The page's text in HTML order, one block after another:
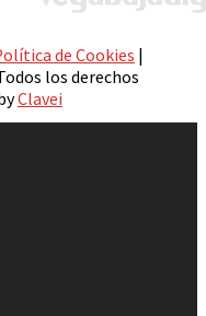
de Cookies |
los derechos
Clavei